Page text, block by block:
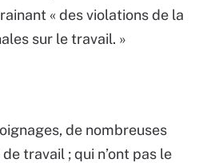
« des violations de la
sur le travail. »
de nombreuses
travail ; qui n’ont pas le